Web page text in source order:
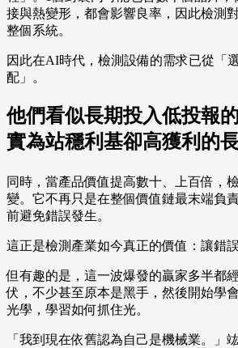
接與熱變形，都會影響良率，因此檢測
整個系統。
因此在AI時代，檢測設備的需求已從「
配」。
他們看似長期投入低投報
實為站穩利基卻高獲利的
同時，當產品價值提高數十、上百倍，
變。它不再只是在整個價值鏈最末端負
前避免錯誤發生。
這正是檢測產業如今真正的價值：讓錯
但有趣的是，這一波爆發的贏家多半都
伏，不少甚至原本是黑手，然後開始學
光學，學習如何抓住光。
「我到現在依舊認為自己是機械業。」